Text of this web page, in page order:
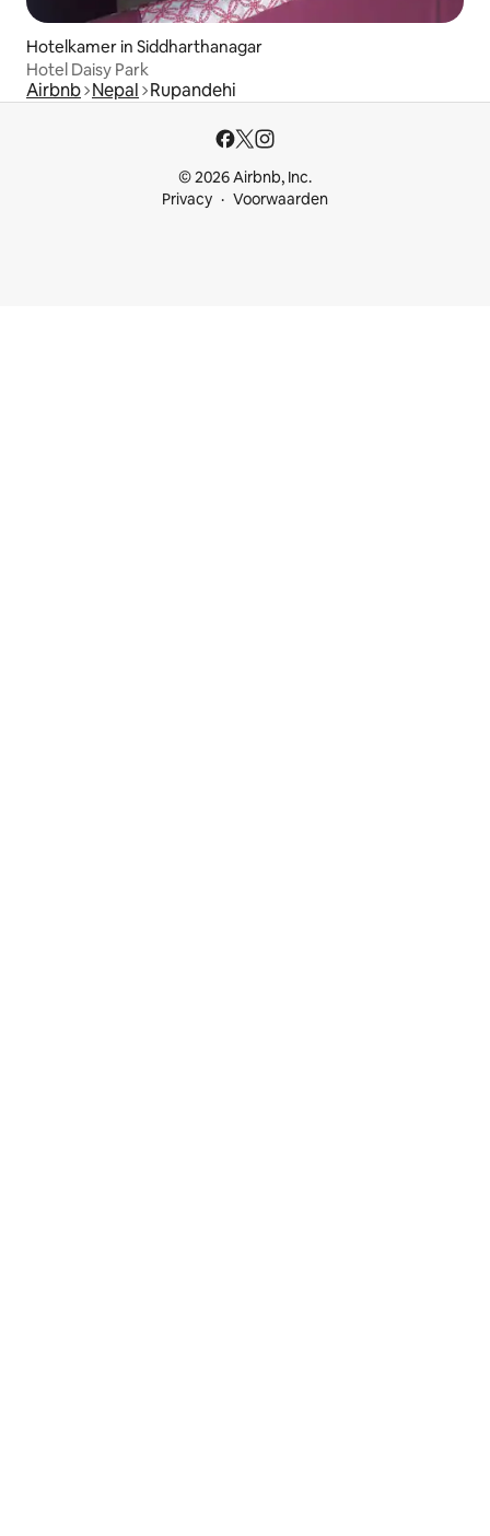
Hotelkamer in Siddharthanagar
Hotel Daisy Park
Airbnb Nepal Rupandehi
© 2026 Airbnb, Inc.
Privacy
Voorwaarden